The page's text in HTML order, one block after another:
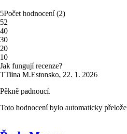
5Počet hodnocení(2)
52
40
30
20
10
Jak fungují recenze?
TTiina M.Estonsko, 22. 1. 2026
Pěkně padnoucí.
Toto hodnocení bylo automaticky